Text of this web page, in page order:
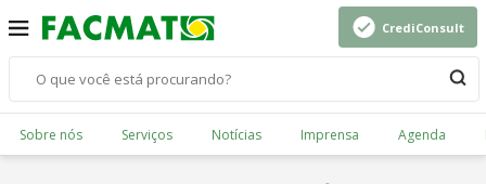
CrediConsult
Sobre nós Serviços Notícias Imprensa Agenda